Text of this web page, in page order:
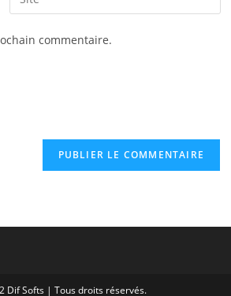
l’URL
commentaire.
Dif Softs | Tous droits réservés.